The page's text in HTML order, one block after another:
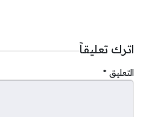
اترك تعليقاً
التعليق *